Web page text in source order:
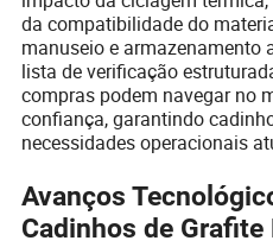
da compatibilidade do
manuseio e armazenamento
lista de verificação
compras podem navegar no
confiança, garantindo
necessidades operacionais
Avanços
Cadinhos de